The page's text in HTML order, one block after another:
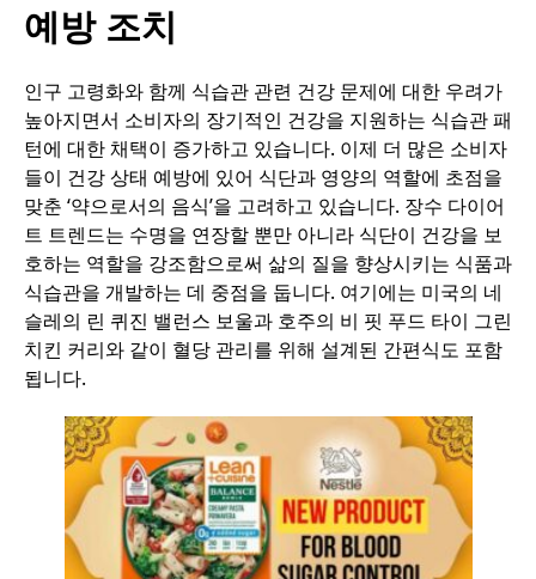
예방 조치
인구 고령화와 함께 식습관 관련 건강 문제에 대한 우려가
높아지면서 소비자의 장기적인 건강을 지원하는 식습관 패
턴에 대한 채택이 증가하고 있습니다. 이제 더 많은 소비자
들이 건강 상태 예방에 있어 식단과 영양의 역할에 초점을
맞춘 ‘약으로서의 음식’을 고려하고 있습니다. 장수 다이어
트 트렌드는 수명을 연장할 뿐만 아니라 식단이 건강을 보
호하는 역할을 강조함으로써 삶의 질을 향상시키는 식품과
식습관을 개발하는 데 중점을 둡니다. 여기에는 미국의 네
슬레의 린 퀴진 밸런스 보울과 호주의 비 핏 푸드 타이 그린
치킨 커리와 같이 혈당 관리를 위해 설계된 간편식도 포함
됩니다.